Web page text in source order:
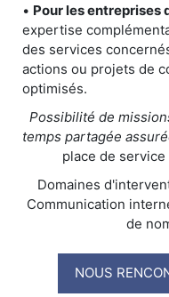
• Pour les entreprises
expertise
des services
actions ou projets de
optimisés.
Possibilité de
temps partagée
place de
Domaines
Communication
de
NOUS